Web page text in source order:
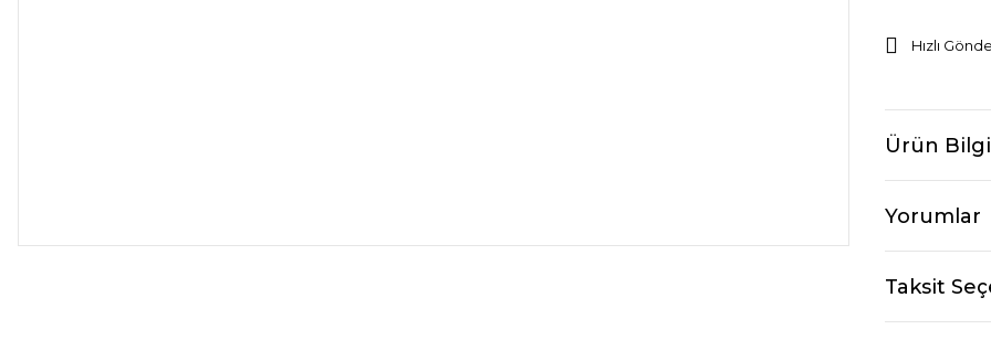
Hızlı
Ürün
Yorumlar
Taksit